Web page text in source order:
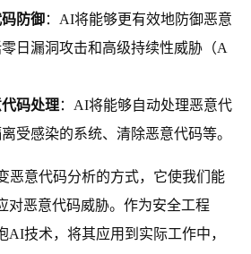
防御：AI将能够更有效地防御恶意
日漏洞攻击和高级持续性威胁（A
码处理：AI将能够自动处理恶意代
受感染的系统、清除恶意代码等。
恶意代码分析的方式，它使我们能
对恶意代码威胁。作为安全工程
AI技术，将其应用到实际工作中，